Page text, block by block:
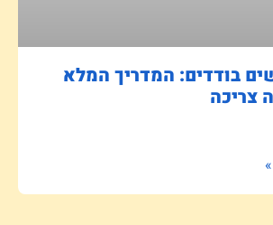
בודדים: המדריך המלא
צריכה